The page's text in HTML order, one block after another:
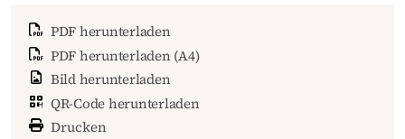
PDF herunterladen
PDF herunterladen (A4)
Bild herunterladen
QR-Code herunterladen
Drucken